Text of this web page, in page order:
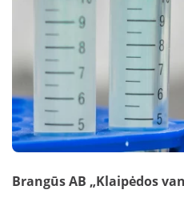
Skundų
Prašymai pakloti
Nuotolinė
Brangūs AB „Klaipėdos